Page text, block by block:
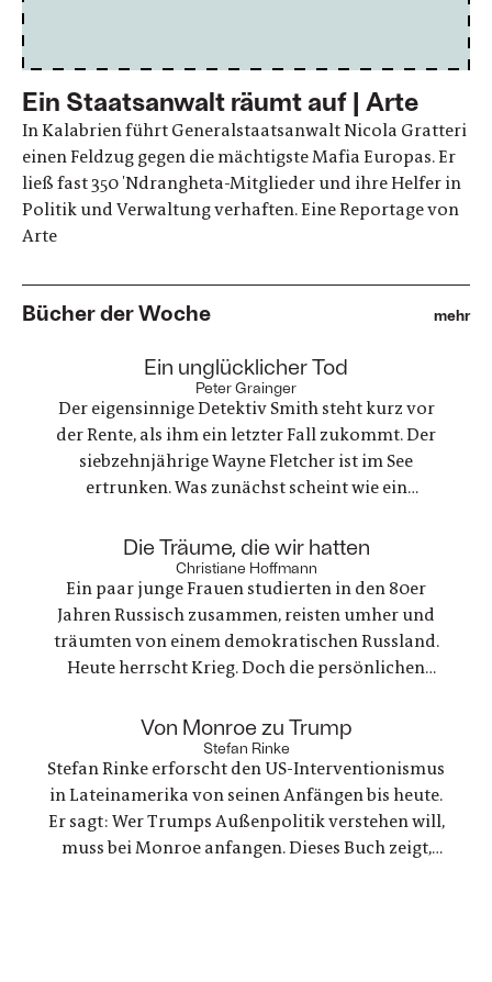
Ein Staatsanwalt räumt auf | Arte
In Kalabrien führt Generalstaatsanwalt Nicola Gratteri
einen Feldzug gegen die mächtigste Mafia Europas. Er
ließ fast 350 'Ndrangheta-Mitglieder und ihre Helfer in
Politik und Verwaltung verhaften. Eine Reportage von
Arte
Bücher der Woche mehr
Ein unglücklicher Tod
Peter Grainger
Der eigensinnige Detektiv Smith steht kurz vor
der Rente, als ihm ein letzter Fall zukommt. Der
siebzehnjährige Wayne Fletcher ist im See
ertrunken. Was zunächst scheint wie ein
anderes heraus. Es geht um nichts weniger als die
große Frage nach Gerechtigkeit. Eine
nervenaufreibende Ermittlung beginnt
Die Träume, die wir hatten
Christiane Hoffmann
Ein paar junge Frauen studierten in den 80er
Jahren Russisch zusammen, reisten umher und
träumten von einem demokratischen Russland.
Heute herrscht Krieg. Doch die persönlichen
gerade als eine der Frauen stirbt. Ein Buch über
Trauer und Hoffnung in deutsch-ukranisch-
russischen Beziehungen
Von Monroe zu Trump
Stefan Rinke
Stefan Rinke erforscht den US-Interventionismus
in Lateinamerika von seinen Anfängen bis heute.
Er sagt: Wer Trumps Außenpolitik verstehen will,
muss bei Monroe anfangen. Dieses Buch zeigt,